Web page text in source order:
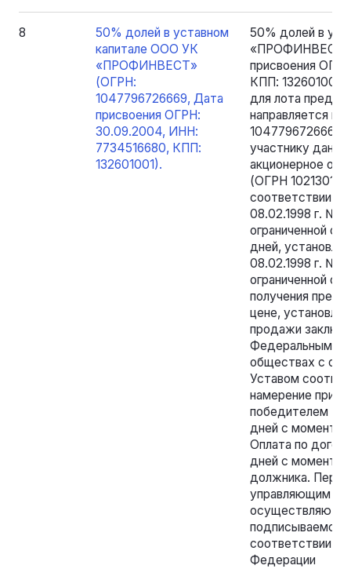
8
50% долей в уставном
капитале ООО УК
«ПРОФИНВЕСТ»
(ОГРН:
1047796726669, Дата
присвоения ОГРН:
30.09.2004, ИНН:
7734516680, КПП:
132601001).
50% долей в
«ПРОФИНВЕСТ»
присвоения
КПП:
для лота
направляется
участнику
акционерное
(ОГРН
соответствии с
08.02.1998 г. №
ограниченной
дней,
08.02.1998 г. №
ограниченной
получения
цене,
продажи
Федеральным
обществах с
Уставом
намерение
победителем
дней с момента
Оплата по
дней с момента
должника.
управляющим и
соответствии с
Федерации